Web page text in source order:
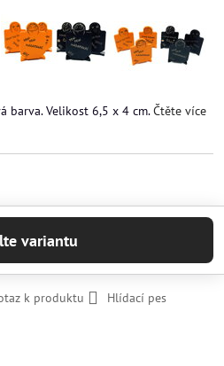
barva. Velikost 6,5 x 4 cm.Čtěte více
variantu
k produktu
Hlídací pes